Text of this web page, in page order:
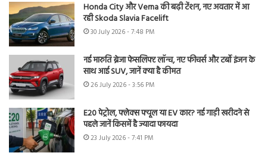
Honda City और Verna की बढ़ी टेंशन, नए अवतार में आ
रही Skoda Slavia Facelift
30 July 2026 - 7:48 PM
नई मारुति ब्रेजा फेसलिफ्ट लॉन्च, नए फीचर्स और टर्बो इंजन के
साथ आई SUV, जानें क्या है कीमत
26 July 2026 - 3:56 PM
E20 पेट्रोल, फ्लेक्स फ्यूल या EV कार? नई गाड़ी खरीदने से
पहले जानें किसमें है ज्यादा फायदा
23 July 2026 - 7:41 PM